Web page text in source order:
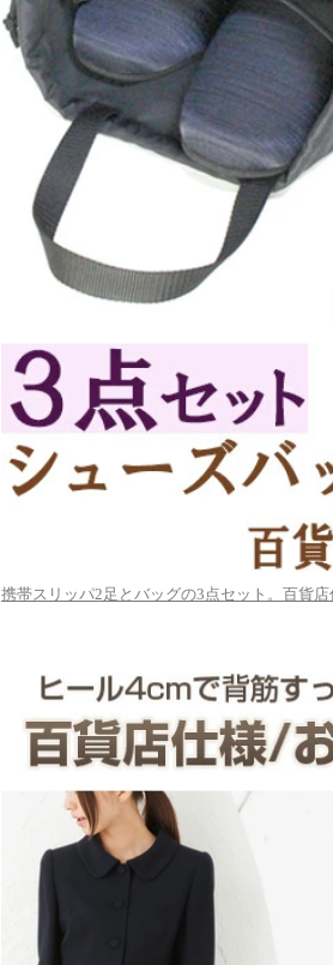
携帯スリッパ2足とバッグの3点セット。百貨店